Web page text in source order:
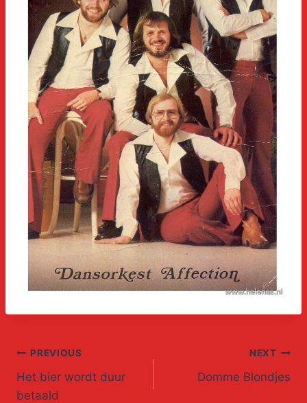
Post
navigation
PREVIOUS
Het bier wordt duur
betaald
NEXT
Domme Blondjes